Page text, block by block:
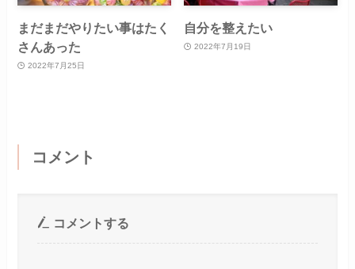
まだまだやりたい事はたく
さんあった
2022年7月25日
自分を整えたい
2022年7月19日
コメント
コメントする